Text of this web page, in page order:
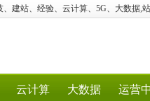
、建站、经验、云计算、5G、大数据,
云计算 大数据 运营